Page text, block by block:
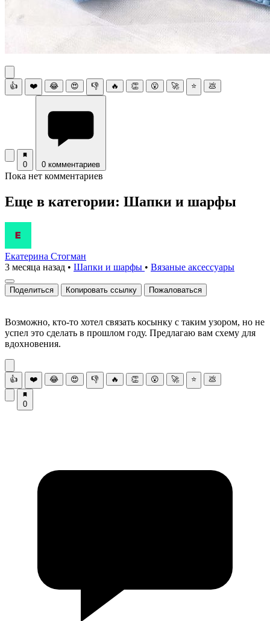
👍 ❤️ 😂 😍 👎 🔥 👏 😮 🚀 ⭐ 💩
0 0 комментариев
Пока нет комментариев
Еще в категории: Шапки и шарфы
Екатерина Стогман
3 месяца назад • Шапки и шарфы • Вязаные аксесcуары
Поделиться Копировать ссылку Пожаловаться
Возможно, кто-то хотел связать косынку с таким узором, но не
успел это сделать в прошлом году. Предлагаю вам схему для
вдохновения.
👍 ❤️ 😂 😍 👎 🔥 👏 😮 🚀 ⭐ 💩
0